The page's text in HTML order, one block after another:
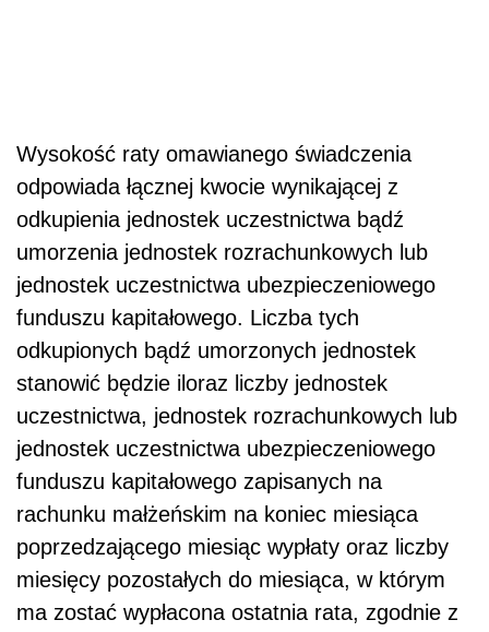
Wysokość raty omawianego świadczenia
odpowiada łącznej kwocie wynikającej z
odkupienia jednostek uczestnictwa bądź
umorzenia jednostek rozrachunkowych lub
jednostek uczestnictwa ubezpieczeniowego
funduszu kapitałowego. Liczba tych
odkupionych bądź umorzonych jednostek
stanowić będzie iloraz liczby jednostek
uczestnictwa, jednostek rozrachunkowych lub
jednostek uczestnictwa ubezpieczeniowego
funduszu kapitałowego zapisanych na
rachunku małżeńskim na koniec miesiąca
poprzedzającego miesiąc wypłaty oraz liczby
miesięcy pozostałych do miesiąca, w którym
ma zostać wypłacona ostatnia rata, zgodnie z